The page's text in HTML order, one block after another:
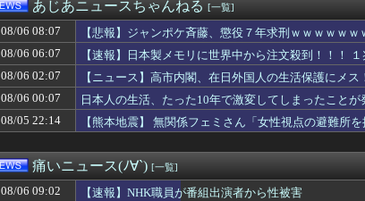
K-POPアイドルの約半数が3年後には姿を消す…。損益分岐点突破は4
ガルシア(阪神) .091(11-1) 1本 4点 OPS.594 ←率直な感...
高市首相の消費減税1％、弁当店はまさかの"価格据え置き"宣言「値
【悲報】まどマギ映画、来月公開なのに話題にならないwwwwwww
鈴木紗理奈「ボランティアはもちろんだが、今熊本へ旅行に行くこ
高市早苗、また中国を挑発。731部隊の7月31日に国家情報局を設置
【ガチ映像】田舎の村で行われてる ”逆レ●プ祭り” で男に跨って無
【速報】町のお弁当屋さん「申し訳ないが消費税1%になったらそ
実家から少し離れたところで昔、一家心中があった。本当に普通の
義父「事故を起こす前に免許を返そうと思う」私「その決断は立
◯◯運だけが異常に良い、とかありますか？
あじあニュースちゃんねる [一覧]
08/06 08:07
【悲報】ジャンポケ斉藤、懲役７年求刑ｗｗｗｗｗｗ
08/06 06:07
【速報】日本製メモリに世界中から注文殺到！！！
08/06 02:07
【ニュース】高市内閣、在日外国人の生活保護にメス
08/06 00:07
日本人の生活、たった10年で激変してしまったことが
08/05 22:14
【熊本地震】 無関係フェミさん「女性視点の避難所を
痛いニュース(ﾉ∀`) [一覧]
08/06 09:02
【速報】NHK職員が番組出演者から性被害